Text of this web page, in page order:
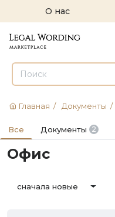
О нас
Главная / Документы /
Все Документы 2
Офис
сначала новые